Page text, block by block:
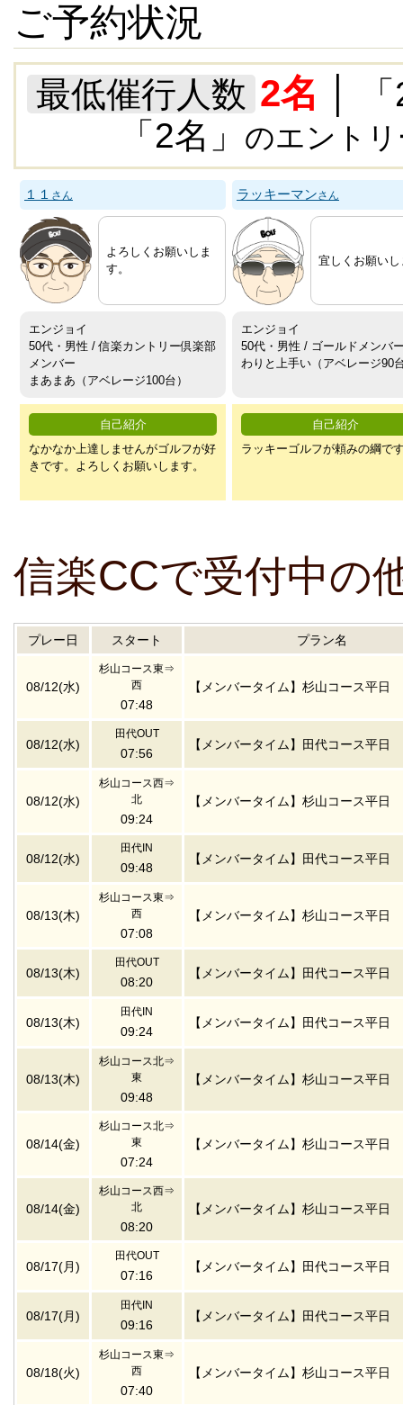
ご予約状況
最低催行人数 2名
│
「2名」
のエント
１１ さん ラッキーマンさん
よろしくお願いしま
す。
宜しくお願いし
エンジョイ
50代・男性 / 信楽カントリー倶楽部
メンバー
まあまあ（アベレージ100台）
エンジョイ
50代・男性 / ゴールドメンバ
わりと上手い（アベレージ90
自己紹介
なかなか上達しませんがゴルフが好
きです。よろしくお願いします。
自己紹介
ラッキーゴルフが頼みの綱で
信楽CCで受付中の
プレー日 スタート プラン名
08/12(水)
杉山コース東⇒
西
07:48
【メンバータイム】杉山コース平日
08/12(水)
田代OUT
07:56
【メンバータイム】田代コース平日
08/12(水)
杉山コース西⇒
北
09:24
【メンバータイム】杉山コース平日
08/12(水)
田代IN
09:48
【メンバータイム】田代コース平日
08/13(木)
杉山コース東⇒
西
07:08
【メンバータイム】杉山コース平日
08/13(木)
田代OUT
08:20
【メンバータイム】田代コース平日
08/13(木)
田代IN
09:24
【メンバータイム】田代コース平日
08/13(木)
杉山コース北⇒
東
09:48
【メンバータイム】杉山コース平日
08/14(金)
杉山コース北⇒
東
07:24
【メンバータイム】杉山コース平日
08/14(金)
杉山コース西⇒
北
08:20
【メンバータイム】杉山コース平日
08/17(月)
田代OUT
07:16
【メンバータイム】田代コース平日
08/17(月)
田代IN
09:16
【メンバータイム】田代コース平日
08/18(火)
杉山コース東⇒
西
07:40
【メンバータイム】杉山コース平日